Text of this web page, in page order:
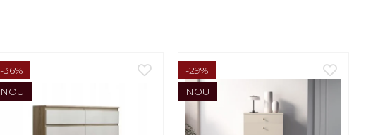
-36%
NOU
-29%
NOU